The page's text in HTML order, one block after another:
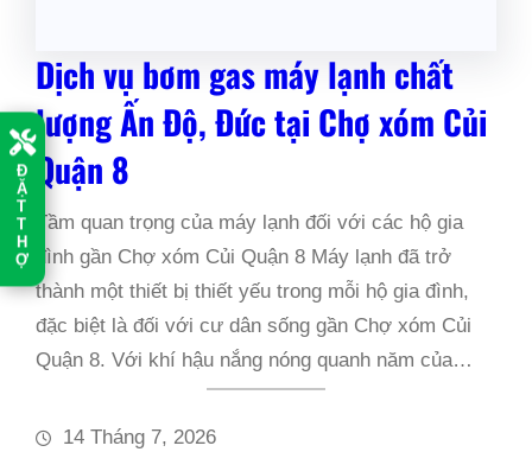
Đ
Ặ
T
T
H
Ợ
Dịch vụ bơm gas máy lạnh chất
lượng Ấn Độ, Đức tại Chợ xóm Củi
Quận 8
Tầm quan trọng của máy lạnh đối với các hộ gia
đình gần Chợ xóm Củi Quận 8 Máy lạnh đã trở
thành một thiết bị thiết yếu trong mỗi hộ gia đình,
đặc biệt là đối với cư dân sống gần Chợ xóm Củi
Quận 8. Với khí hậu nắng nóng quanh năm của…
14 Tháng 7, 2026